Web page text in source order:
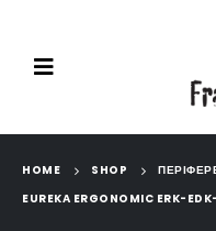
HOME SHOP
EUREKA ERGONOMIC ERK-